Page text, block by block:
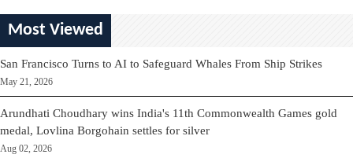
Most Viewed
San Francisco Turns to AI to Safeguard Whales From Ship Strikes
May 21, 2026
Arundhati Choudhary wins India's 11th Commonwealth Games gold
medal, Lovlina Borgohain settles for silver
Aug 02, 2026